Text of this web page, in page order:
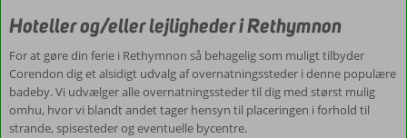
Hoteller og/eller lejligheder i Rethymnon
For at gøre din ferie i Rethymnon så behagelig som muligt tilbyder
Corendon dig et alsidigt udvalg af overnatningssteder i denne populære
badeby. Vi udvælger alle overnatningssteder til dig med størst mulig
omhu, hvor vi blandt andet tager hensyn til placeringen i forhold til
strande, spisesteder og eventuelle bycentre.